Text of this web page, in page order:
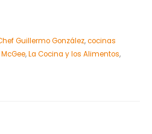
Guillermo González,cocinas
,La Cocina y los Alimentos,